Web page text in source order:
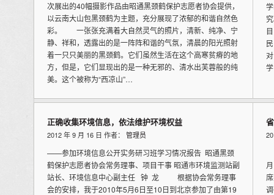
次展出的40幅摄影作品由昭通黑颈鹤保护志愿者协会提供，
以云南大山包黑颈鹤为主题，充分展现了浓郁的和谐自然色
彩。 一张张充满着大自然灵气的照片，清新、纯净、宁
静、祥和，透露出的是一阵阵和谐的气氛，清晨的阳光照射
着一只只美丽的黑颈鹤。它们虽然生活在这个高寒贫瘠的地
方，但是，它们显现出的是一种无邪的、清水出芙蓉般的纯
美。这个被称为“西凉山”…
正确收集环境信息，依法维护环境权益
2012 年 9 月 16 日 作者： 管理员
——参加环境信息公开实务研习班学习情况报告 昭通黑颈
鹤保护志愿者协会常务理事、项目干事 昭通市环境监测站副
站长、环境信息中心副主任 钟 龙 根据协会常务理事
会的安排，我于2010年5月6日至10日到北京参加了由第19